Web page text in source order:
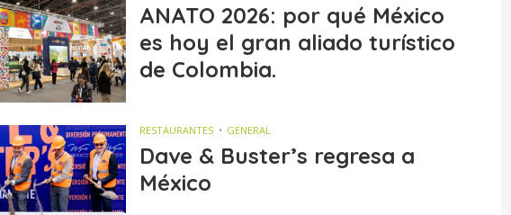
ANATO 2026: por qué México
es hoy el gran aliado turístico
de Colombia.
RESTAURANTES GENERAL
Dave & Buster’s regresa a
México